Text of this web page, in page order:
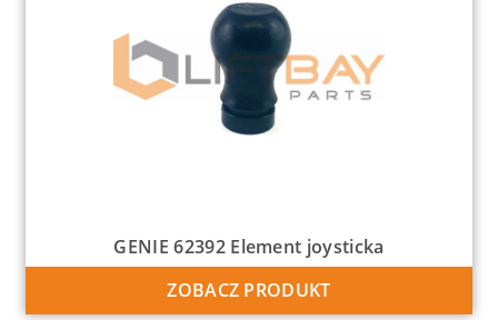
GENIE 62392 Element joysticka
ZOBACZ PRODUKT